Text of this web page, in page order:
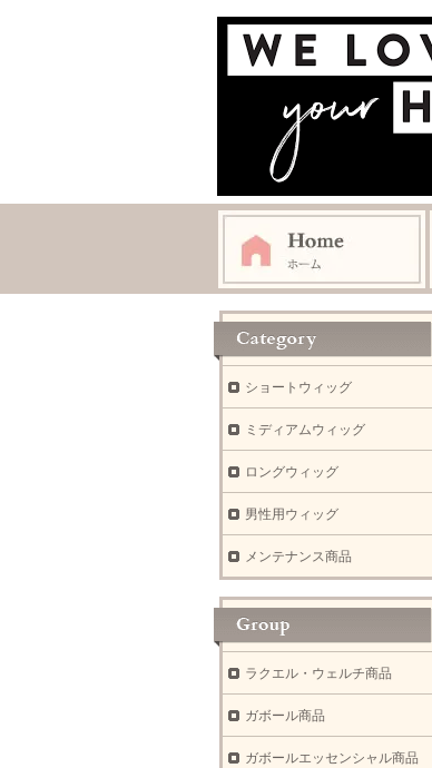
ショートウィッグ
ミディアムウィッグ
ロングウィッグ
男性用ウィッグ
メンテナンス商品
ラクエル・ウェルチ商品
ガボール商品
ガボールエッセンシャル商品